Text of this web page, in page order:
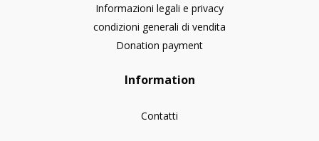
Informazioni legali e privacy
condizioni generali di vendita
Donation payment
Information
Contatti